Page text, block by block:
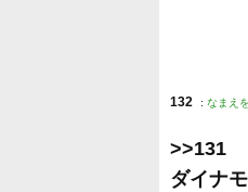
132 : なまえ
>>131
ダイナ